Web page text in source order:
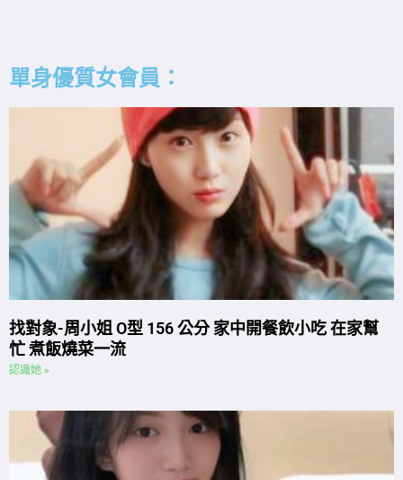
單身優質女會員：
找對象-周小姐 O型 156 公分 家中開餐飲小吃 在家幫
忙 煮飯燒菜一流
認識她 »